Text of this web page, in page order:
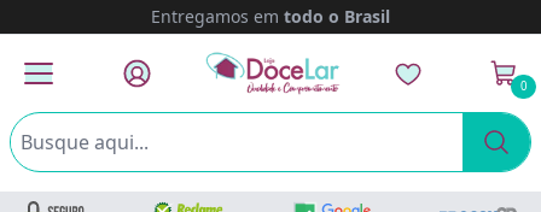
Entregamos em todo o Brasil
0